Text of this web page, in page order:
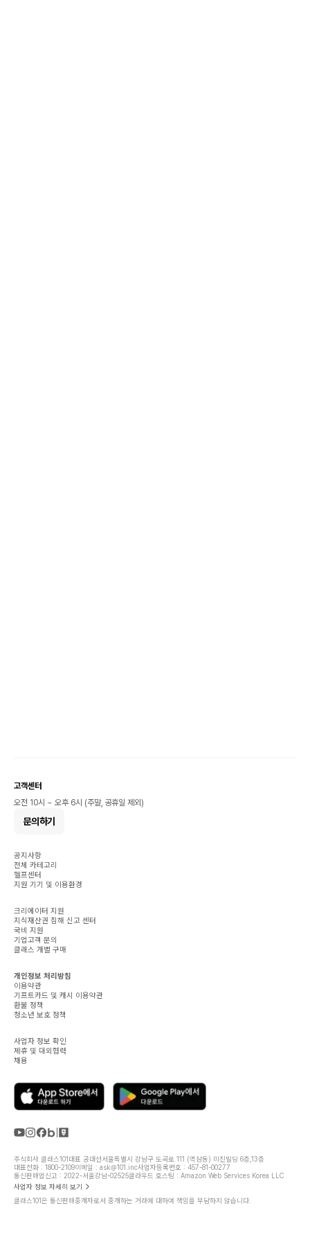
고객센터
오전 10시 ~ 오후 6시 (주말, 공휴일 제외)
문의하기
공지사항
전체 카테고리
헬프센터
지원 기기 및 이용환경
크리에이터 지원
지식재산권 침해 신고 센터
국비 지원
기업고객 문의
클래스 개별 구매
개인정보 처리방침
이용약관
기프트카드 및 캐시 이용약관
환불 정책
청소년 보호 정책
사업자 정보 확인
제휴 및 대외협력
채용
주식회사 클래스101대표 공대선서울특별시 강남구 도곡로 111 (역삼동) 미진빌딩 6층,13층
대표전화 : 1800-2109이메일 : ask@101.inc사업자등록번호 : 457-81-00277
통신판매업신고 : 2022-서울강남-02525클라우드 호스팅 : Amazon Web Services Korea LLC
사업자 정보 자세히 보기
클래스101은 통신판매중개자로서 중개하는 거래에 대하여 책임을 부담하지 않습니다.